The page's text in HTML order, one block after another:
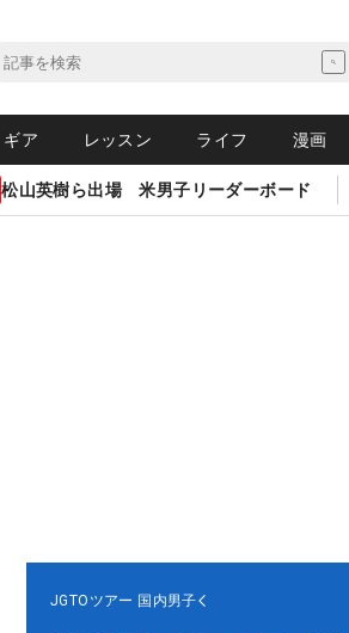
ギア レッスン ライフ 漫画
松山英樹ら出場 米男子リーダーボード
JGTOツアー 国内男子